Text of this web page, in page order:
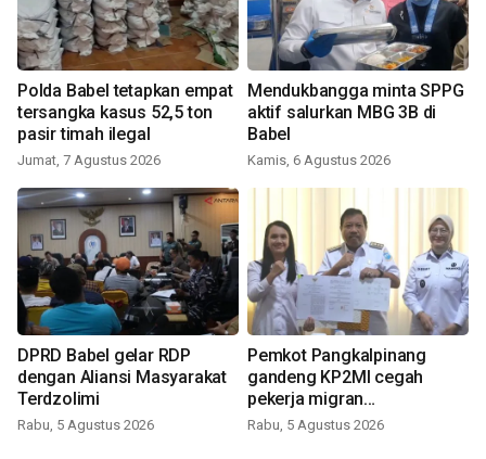
Polda Babel tetapkan empat
tersangka kasus 52,5 ton
pasir timah ilegal
Jumat, 7 Agustus 2026
Mendukbangga minta SPPG
aktif salurkan MBG 3B di
Babel
Kamis, 6 Agustus 2026
DPRD Babel gelar RDP
dengan Aliansi Masyarakat
Terdzolimi
Rabu, 5 Agustus 2026
Pemkot Pangkalpinang
gandeng KP2MI cegah
pekerja migran
nonprosedural
Rabu, 5 Agustus 2026